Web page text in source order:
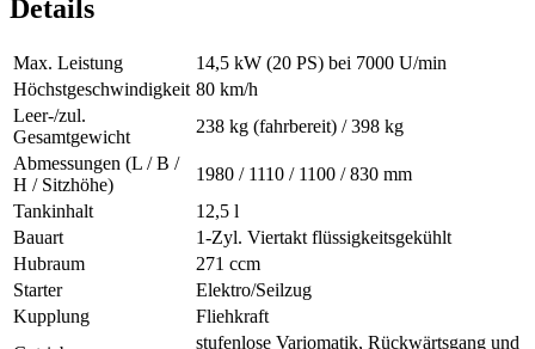
Details
Max. Leistung
14,5 kW (20 PS) bei 7000 U/min
Höchstgeschwindigkeit 80 km/h
Leer-/zul.
Gesamtgewicht
238 kg (fahrbereit) / 398 kg
Abmessungen (L / B /
H / Sitzhöhe)
1980 / 1110 / 1100 / 830 mm
Tankinhalt
12,5 l
Bauart
1-Zyl. Viertakt flüssigkeitsgekühlt
Hubraum
271 ccm
Starter
Elektro/Seilzug
Kupplung
Fliehkraft
stufenlose Variomatik, Rückwärtsgang und